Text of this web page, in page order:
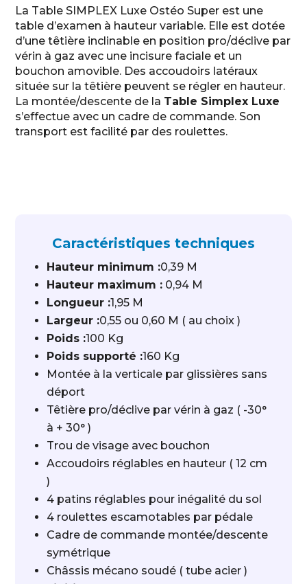
La Table SIMPLEX Luxe Ostéo Super est une
table d’examen à hauteur variable. Elle est dotée
d’une têtière inclinable en position pro/déclive par
vérin à gaz avec une incisure faciale et un
bouchon amovible. Des accoudoirs latéraux
située sur la têtière peuvent se régler en hauteur.
La montée/descente de la Table Simplex Luxe
s’effectue avec un cadre de commande. Son
transport est facilité par des roulettes.
Caractéristiques techniques
Hauteur minimum :0,39 M
Hauteur maximum : 0,94 M
Longueur :1,95 M
Largeur :0,55 ou 0,60 M ( au choix )
Poids :100 Kg
Poids supporté :160 Kg
Montée à la verticale par glissières sans
déport
Têtière pro/déclive par vérin à gaz ( -30°
à + 30° )
Trou de visage avec bouchon
Accoudoirs réglables en hauteur ( 12 cm
)
4 patins réglables pour inégalité du sol
4 roulettes escamotables par pédale
Cadre de commande montée/descente
symétrique
Châssis mécano soudé ( tube acier )